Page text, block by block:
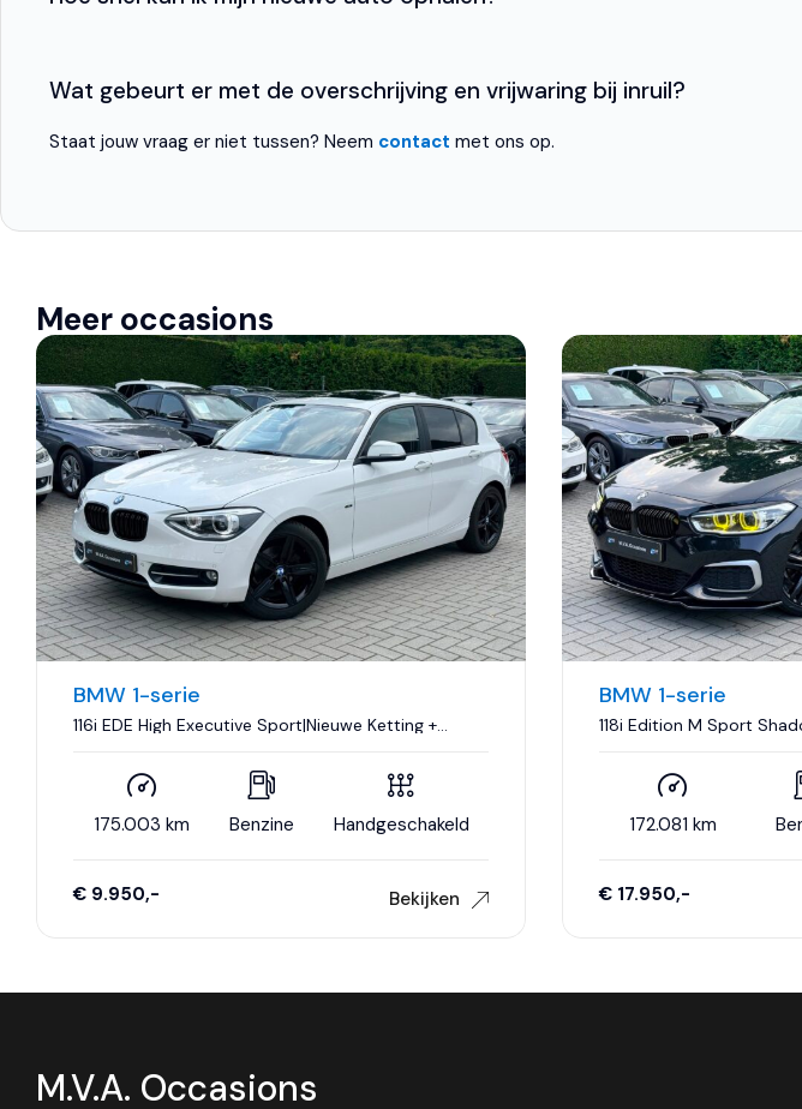
Wat gebeurt er met de overschrijving en vrijwaring bij inruil?
Staat jouw vraag er niet tussen? Neem contact met ons op.
Meer occasions
BMW 1-serie
116i EDE High Executive Sport|Nieuwe Ketting +
175.003 km Benzine Handgeschakeld
€ 9.950,- Bekijken
BMW 1-serie
118i Edition M Sport
172.081 km
€ 17.950,-
M.V.A. Occasions